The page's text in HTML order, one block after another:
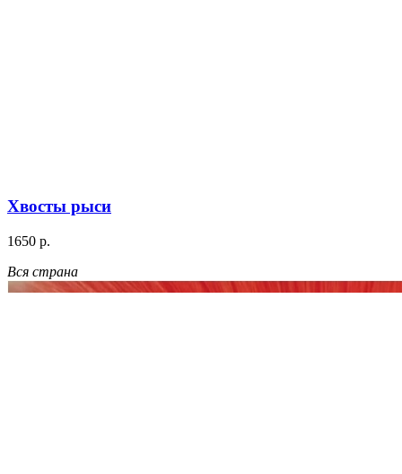
Хвосты рыси
1650 р.
Вся страна